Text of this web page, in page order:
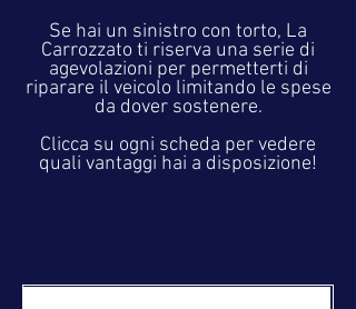
Se hai un sinistro con torto, La
Carrozzato ti riserva una serie di
agevolazioni per permetterti di
riparare il veicolo limitando le spese
da dover sostenere.
Clicca su ogni scheda per vedere
quali vantaggi hai a disposizione!